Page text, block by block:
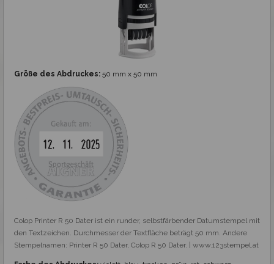
Größe des Abdruckes: 50 mm x 50 mm
Colop Printer R 50 Dater ist ein runder, selbstfärbender Datumstempel mit
den Textzeichen. Durchmesser der Textfläche beträgt 50 mm. Andere
Stempelnamen: Printer R 50 Dater, Colop R 50 Dater. | www.123stempel.at